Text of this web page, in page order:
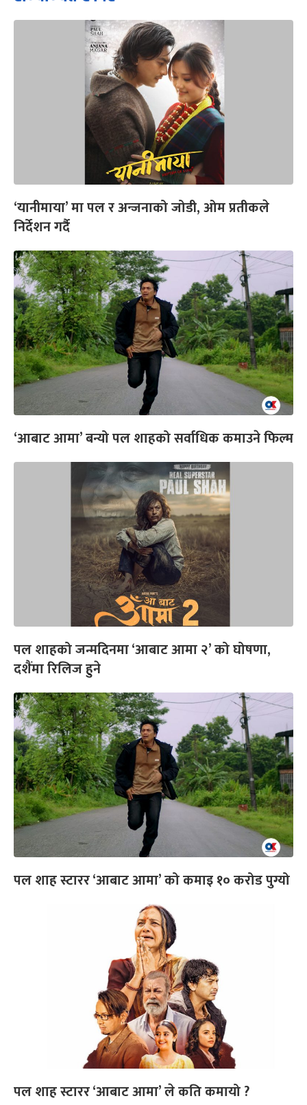
‘यानीमाया’ मा पल र अन्जनाको जोडी, ओम प्रतीकले
निर्देशन गर्दै
‘आबाट आमा’ बन्यो पल शाहको सर्वाधिक कमाउने फिल्म
पल शाहको जन्मदिनमा ‘आबाट आमा २’ को घोषणा,
दशैंमा रिलिज हुने
पल शाह स्टारर ‘आबाट आमा’ को कमाइ १० करोड पुग्यो
पल शाह स्टारर ‘आबाट आमा’ ले कति कमायो ?